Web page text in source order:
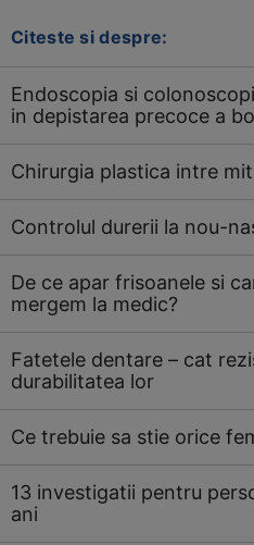
Citeste si despre:
Endoscopia si
in depistarea precoce a
Chirurgia plastica intre
Controlul durerii la nou-
De ce apar frisoanele si
mergem la medic?
Fatetele dentare – cat
durabilitatea lor
Ce trebuie sa stie orice
13 investigatii pentru
ani